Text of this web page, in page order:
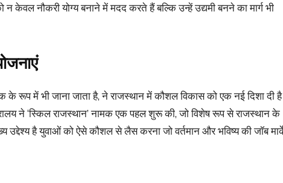
केवल नौकरी योग्य बनाने में मदद करते हैं बल्कि उन्हें उद्यमी बनने का मार्ग भी
के रूप में भी जाना जाता है, ने राजस्थान में कौशल विकास को एक नई दिशा दी
ने ‘स्किल राजस्थान’ नामक एक पहल शुरू की, जो विशेष रूप से राजस्थान के
है युवाओं को ऐसे कौशल से लैस करना जो वर्तमान और भविष्य की जॉब